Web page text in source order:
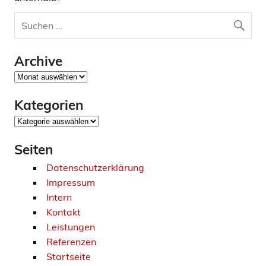
Archive
Archive
Kategorien
Kategorien
Seiten
Datenschutzerklärung
Impressum
Intern
Kontakt
Leistungen
Referenzen
Startseite